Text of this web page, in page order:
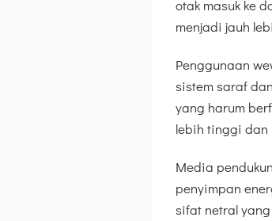
otak masuk ke
menjadi jauh
Penggunaan
sistem saraf
yang harum
lebih tinggi dan
Media
penyimpan
sifat netral